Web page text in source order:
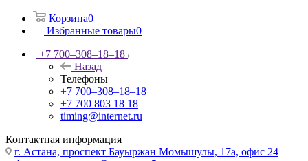
Корзина0
Избранные товары0
+7 700‒308‒18‒18
Назад
Телефоны
+7 700‒308‒18‒18
+7 700 803 18 18
timing@internet.ru
Контактная информация
г. Астана, проспект Бауыржан Момышулы, 17а, офис 24